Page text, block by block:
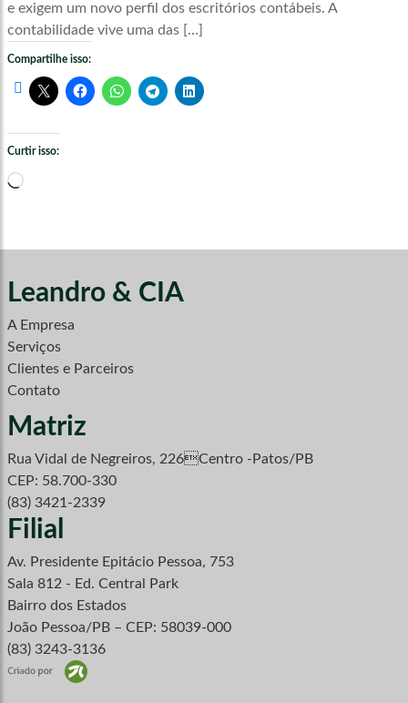
e exigem um novo perfil dos escritórios contábeis. A
contabilidade vive uma das […]
Compartilhe isso:
Curtir isso:
Carregando...
Leandro & CIA
A Empresa
Serviços
Clientes e Parceiros
Contato
Matriz
Rua Vidal de Negreiros, 226Centro -Patos/PB
CEP: 58.700-330
(83) 3421-2339
Filial
Av. Presidente Epitácio Pessoa, 753
Sala 812 - Ed. Central Park
Bairro dos Estados
João Pessoa/PB – CEP: 58039-000
(83) 3243-3136